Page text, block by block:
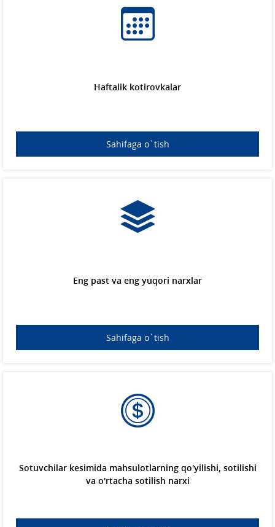
Haftalik kotirovkalar
Sahifaga o`tish
Eng past va eng yuqori narxlar
Sahifaga o`tish
Sotuvchilar kesimida mahsulotlarning qo'yilishi, sotilishi
va o'rtacha sotilish narxi